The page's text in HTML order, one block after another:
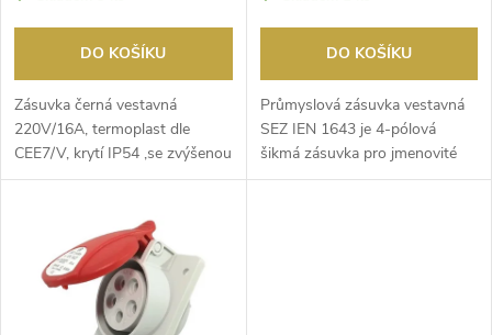
o
d
u
d
u
DO KOŠÍKU
Zásuvka černá vestavná
220V/16A, termoplast dle
CEE7/V, krytí IP54 ,se zvýšenou
ochranou proti dotyk...
DO KOŠÍKU
Průmyslová zásuvka vestavná
SEZ IEN 1643 je 4-pólová
šikmá zásuvka pro jmenovité
napětí 400 V s prou...